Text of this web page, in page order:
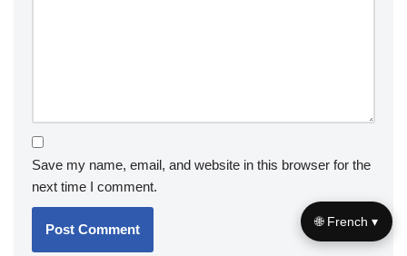
Save my name, email, and website in this browser for the
next time I comment.
🌐 French ▾